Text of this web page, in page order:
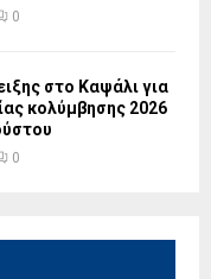
0
στο Καψάλι για
κολύμβησης 2026
0